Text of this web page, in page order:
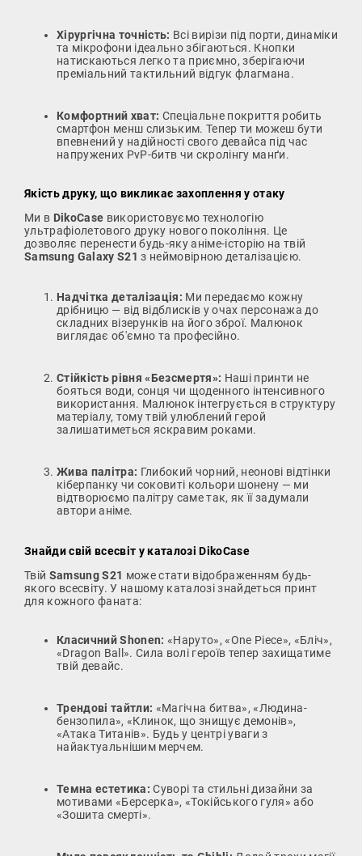
Хірургічна точність: Всі вирізи під порти, динаміки
та мікрофони ідеально збігаються. Кнопки
натискаються легко та приємно, зберігаючи
преміальний тактильний відгук флагмана.
Комфортний хват: Спеціальне покриття робить
смартфон менш слизьким. Тепер ти можеш бути
впевнений у надійності свого девайса під час
напружених PvP-битв чи скролінгу манґи.
Якість друку, що викликає захоплення у отаку
Ми в DikoCase використовуємо технологію
ультрафіолетового друку нового покоління. Це
дозволяє перенести будь-яку аніме-історію на твій
Samsung Galaxy S21 з неймовірною деталізацією.
Надчітка деталізація: Ми передаємо кожну
дрібницю — від відблисків у очах персонажа до
складних візерунків на його зброї. Малюнок
виглядає об'ємно та професійно.
Стійкість рівня «Безсмертя»: Наші принти не
бояться води, сонця чи щоденного інтенсивного
використання. Малюнок інтегрується в структуру
матеріалу, тому твій улюблений герой
залишатиметься яскравим роками.
Жива палітра: Глибокий чорний, неонові відтінки
кіберпанку чи соковиті кольори шонену — ми
відтворюємо палітру саме так, як її задумали
автори аніме.
Знайди свій всесвіт у каталозі DikoCase
Твій Samsung S21 може стати відображенням будь-
якого всесвіту. У нашому каталозі знайдеться принт
для кожного фаната:
Класичний Shonen: «Наруто», «One Piece», «Бліч»,
«Dragon Ball». Сила волі героїв тепер захищатиме
твій девайс.
Трендові тайтли: «Магічна битва», «Людина-
бензопила», «Клинок, що знищує демонів»,
«Атака Титанів». Будь у центрі уваги з
найактуальнішим мерчем.
Темна естетика: Суворі та стильні дизайни за
мотивами «Берсерка», «Токійського гуля» або
«Зошита смерті».